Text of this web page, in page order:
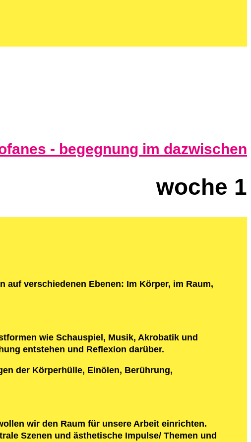
- begegnung im dazwischen
woche 1
auf verschiedenen Ebenen: Im Körper, im Raum,
wie Schauspiel, Musik, Akrobatik und
entstehen und Reflexion darüber.
der Körperhülle, Einölen, Berührung,
wir den Raum für unsere Arbeit einrichten.
Szenen und ästhetische Impulse/ Themen und